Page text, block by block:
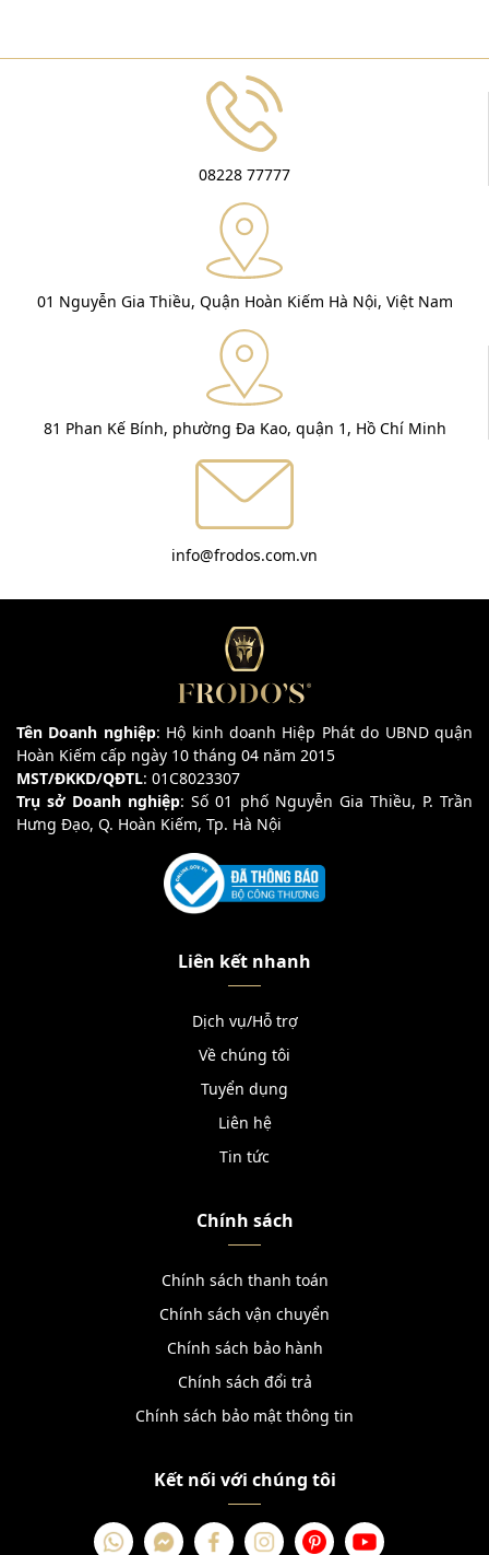
08228 77777
01 Nguyễn Gia Thiều, Quận Hoàn Kiếm Hà Nội, Việt Nam
81 Phan Kế Bính, phường Đa Kao, quận 1, Hồ Chí Minh
info@frodos.com.vn
Tên Doanh nghiệp: Hộ kinh doanh Hiệp Phát do UBND quận
Hoàn Kiếm cấp ngày 10 tháng 04 năm 2015
MST/ĐKKD/QĐTL: 01C8023307
Trụ sở Doanh nghiệp: Số 01 phố Nguyễn Gia Thiều, P. Trần
Hưng Đạo, Q. Hoàn Kiếm, Tp. Hà Nội
Liên kết nhanh
Dịch vụ/Hỗ trợ
Về chúng tôi
Tuyển dụng
Liên hệ
Tin tức
Chính sách
Chính sách thanh toán
Chính sách vận chuyển
Chính sách bảo hành
Chính sách đổi trả
Chính sách bảo mật thông tin
Kết nối với chúng tôi